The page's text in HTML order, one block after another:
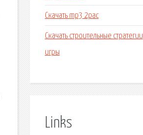
Скачать mp3 2pac
Скачать строительные стратегии
игры
Links